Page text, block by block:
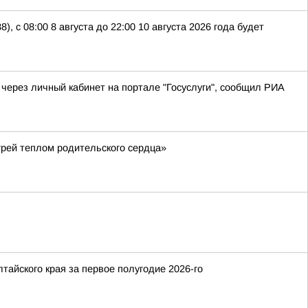
08:00 8 августа до 22:00 10 августа 2026 года будет
личный кабинет на портале "Госуслуги", сообщил РИА
теплом родительского сердца»
края за первое полугодие 2026-го